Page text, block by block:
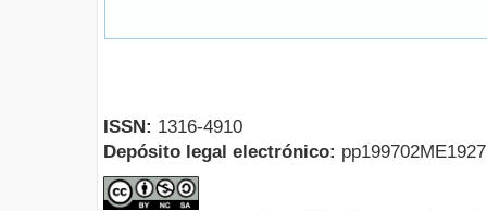
ISSN: 1316-4910
Depósito legal electrónico: